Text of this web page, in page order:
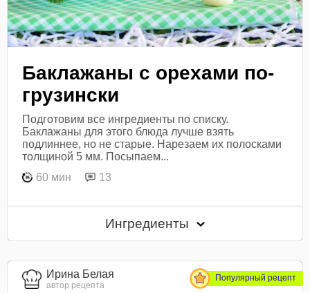
Баклажаны с орехами по-
грузински
Подготовим все ингредиенты по списку.
Баклажаны для этого блюда лучше взять
подлиннее, но не старые. Нарезаем их полосками
толщиной 5 мм. Посыпаем...
60 мин
13
Ингредиенты
Ирина Белая
автор рецепта
Популярный рецепт